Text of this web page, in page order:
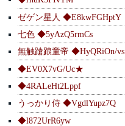
ゼゲン星人 ◆E8kwFGHptY
七色 ◆5yAzQ5rmCs
無触蹌踉童帝 ◆HyQRiOn/vs
◆EV0X7vG/Uc★
◆4RALeHt2Lppf
うっかり侍 ◆VgdlYupz7Q
◆l872UrR6yw